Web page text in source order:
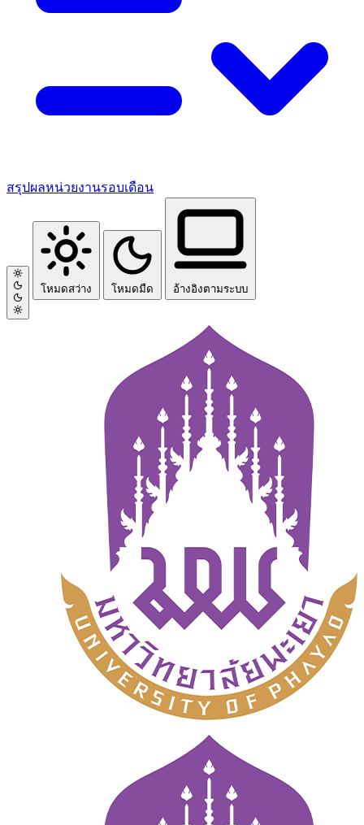
สรุปผลหน่วยงานรอบเดือน
โหมดสว่าง โหมดมืด อ้างอิงตามระบบ